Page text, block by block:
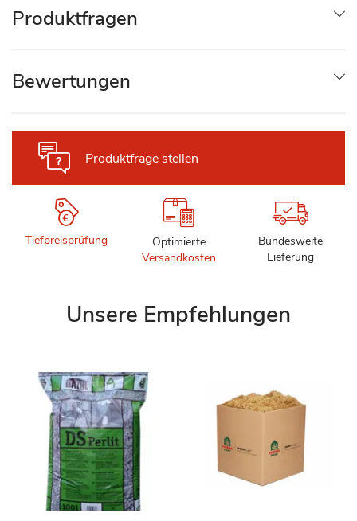
Produktfrage stellen
Tiefpreisprüfung
Optimierte
Versandkosten
Bundesweite
Lieferung
Produktfragen
Bewertungen
Unsere Empfehlungen